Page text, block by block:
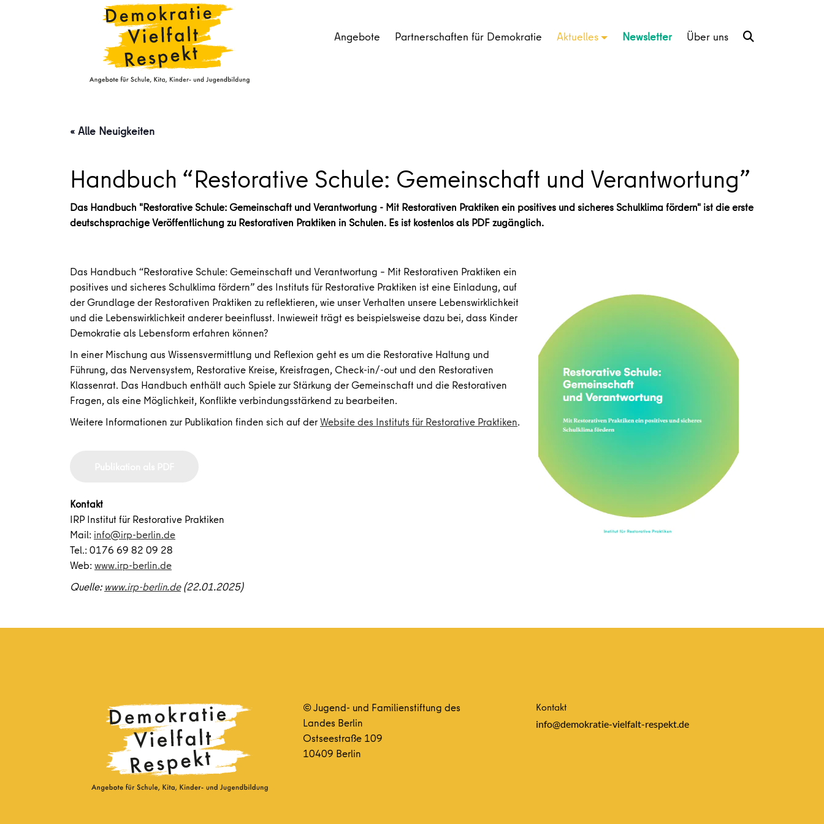
Angebote Partnerschaften für Demokratie Aktuelles Newsletter Über uns
« Alle Neuigkeiten
Handbuch “Restorative Schule: Gemeinschaft und Verantwortung”
Das Handbuch "Restorative Schule: Gemeinschaft und Verantwortung - Mit Restorativen Praktiken ein positives und sicheres Schulklima fördern" ist die erste
deutschsprachige Veröffentlichung zu Restorativen Praktiken in Schulen. Es ist kostenlos als PDF zugänglich.
Das Handbuch “Restorative Schule: Gemeinschaft und Verantwortung – Mit Restorativen Praktiken ein
positives und sicheres Schulklima fördern” des Instituts für Restorative Praktiken ist eine Einladung, auf
der Grundlage der Restorativen Praktiken zu reflektieren, wie unser Verhalten unsere Lebenswirklichkeit
und die Lebenswirklichkeit anderer beeinflusst. Inwieweit trägt es beispielsweise dazu bei, dass Kinder
Demokratie als Lebensform erfahren können?
In einer Mischung aus Wissensvermittlung und Reflexion geht es um die Restorative Haltung und
Führung, das Nervensystem, Restorative Kreise, Kreisfragen, Check-in/-out und den Restorativen
Klassenrat. Das Handbuch enthält auch Spiele zur Stärkung der Gemeinschaft und die Restorativen
Fragen, als eine Möglichkeit, Konflikte verbindungsstärkend zu bearbeiten.
Weitere Informationen zur Publikation finden sich auf derWebsite des Instituts für Restorative Praktiken.
Kontakt
IRP Institut für Restorative Praktiken
Mail: info@irp-berlin.de
Tel.: 0176 69 82 09 28
Web:www.irp-berlin.de
Quelle: www.irp-berlin.de(22.01.2025)
© Jugend- und Familienstiftung des
Landes Berlin
Ostseestraße 109
10409 Berlin
Kontakt
info@demokratie-vielfalt-respekt.de